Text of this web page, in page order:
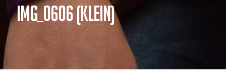
IMG_0606 (Klein)